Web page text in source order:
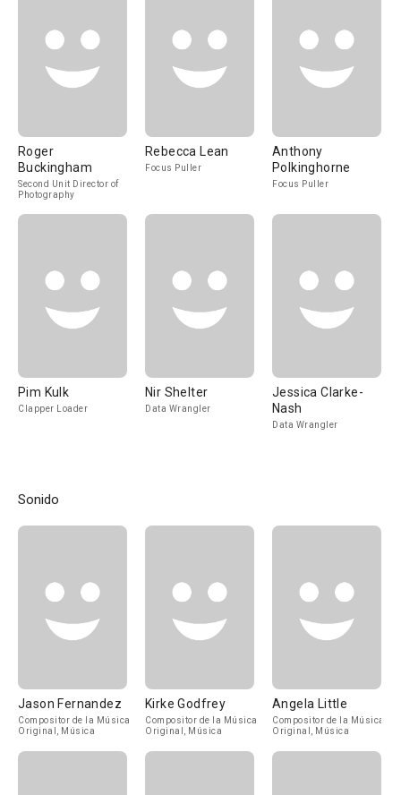
Roger
Buckingham
Second Unit Director of
Photography
Rebecca Lean
Focus Puller
Anthony
Polkinghorne
Focus Puller
Pim Kulk
Clapper Loader
Nir Shelter
Data Wrangler
Jessica Clarke-
Nash
Data Wrangler
Sonido
Jason Fernandez
Compositor de la Música
Original, Música
Kirke Godfrey
Compositor de la Música
Original, Música
Angela Little
Compositor de la Música
Original, Música